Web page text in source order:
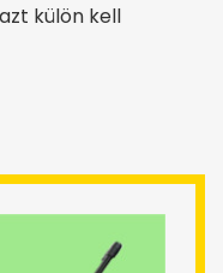
külön kell